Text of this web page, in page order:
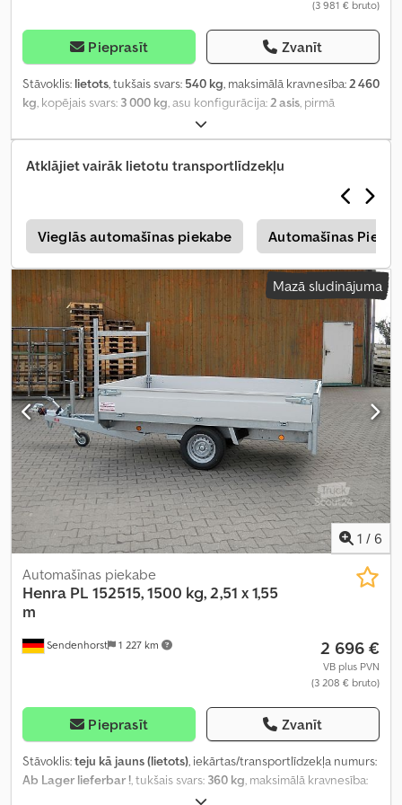
(3 981 € bruto)
Pieprasīt Zvanīt
Stāvoklis: lietots, tukšais svars: 540 kg, maksimālā kravnesība:2 460
kg, kopējais svars: 3 000 kg, asu konfigurācija:2 asis, pirmā
, nākamā pārbaude (TÜV):
garums:3 010 mm, iekraušanas vietas platums:1 850 mm,
iekraušanas telpas augstums:
, riepas izmērs:
riteņu bāze:
sudraba , Ražošanas gads:
Atklājiet vairāk lietotu transportlīdzekļu
Vieglās automašīnas piekabe Automašīnas
Mazā sludinājuma
1 / 6
Sendenhorst 1 227 km
Automašīnas piekabe
Henra PL 152515, 1500 kg, 2,51 x 1,55
m
2 696 €
VB plus PVN
(3 208 € bruto)
Pieprasīt Zvanīt
Stāvoklis:teju kā jauns (lietots), iekārtas/transportlīdzekļa numurs:
Ab Lager lieferbar !, tukšais svars: 360 kg, maksimālā kravnesība:
1 500 kg, asu konfigurācija: